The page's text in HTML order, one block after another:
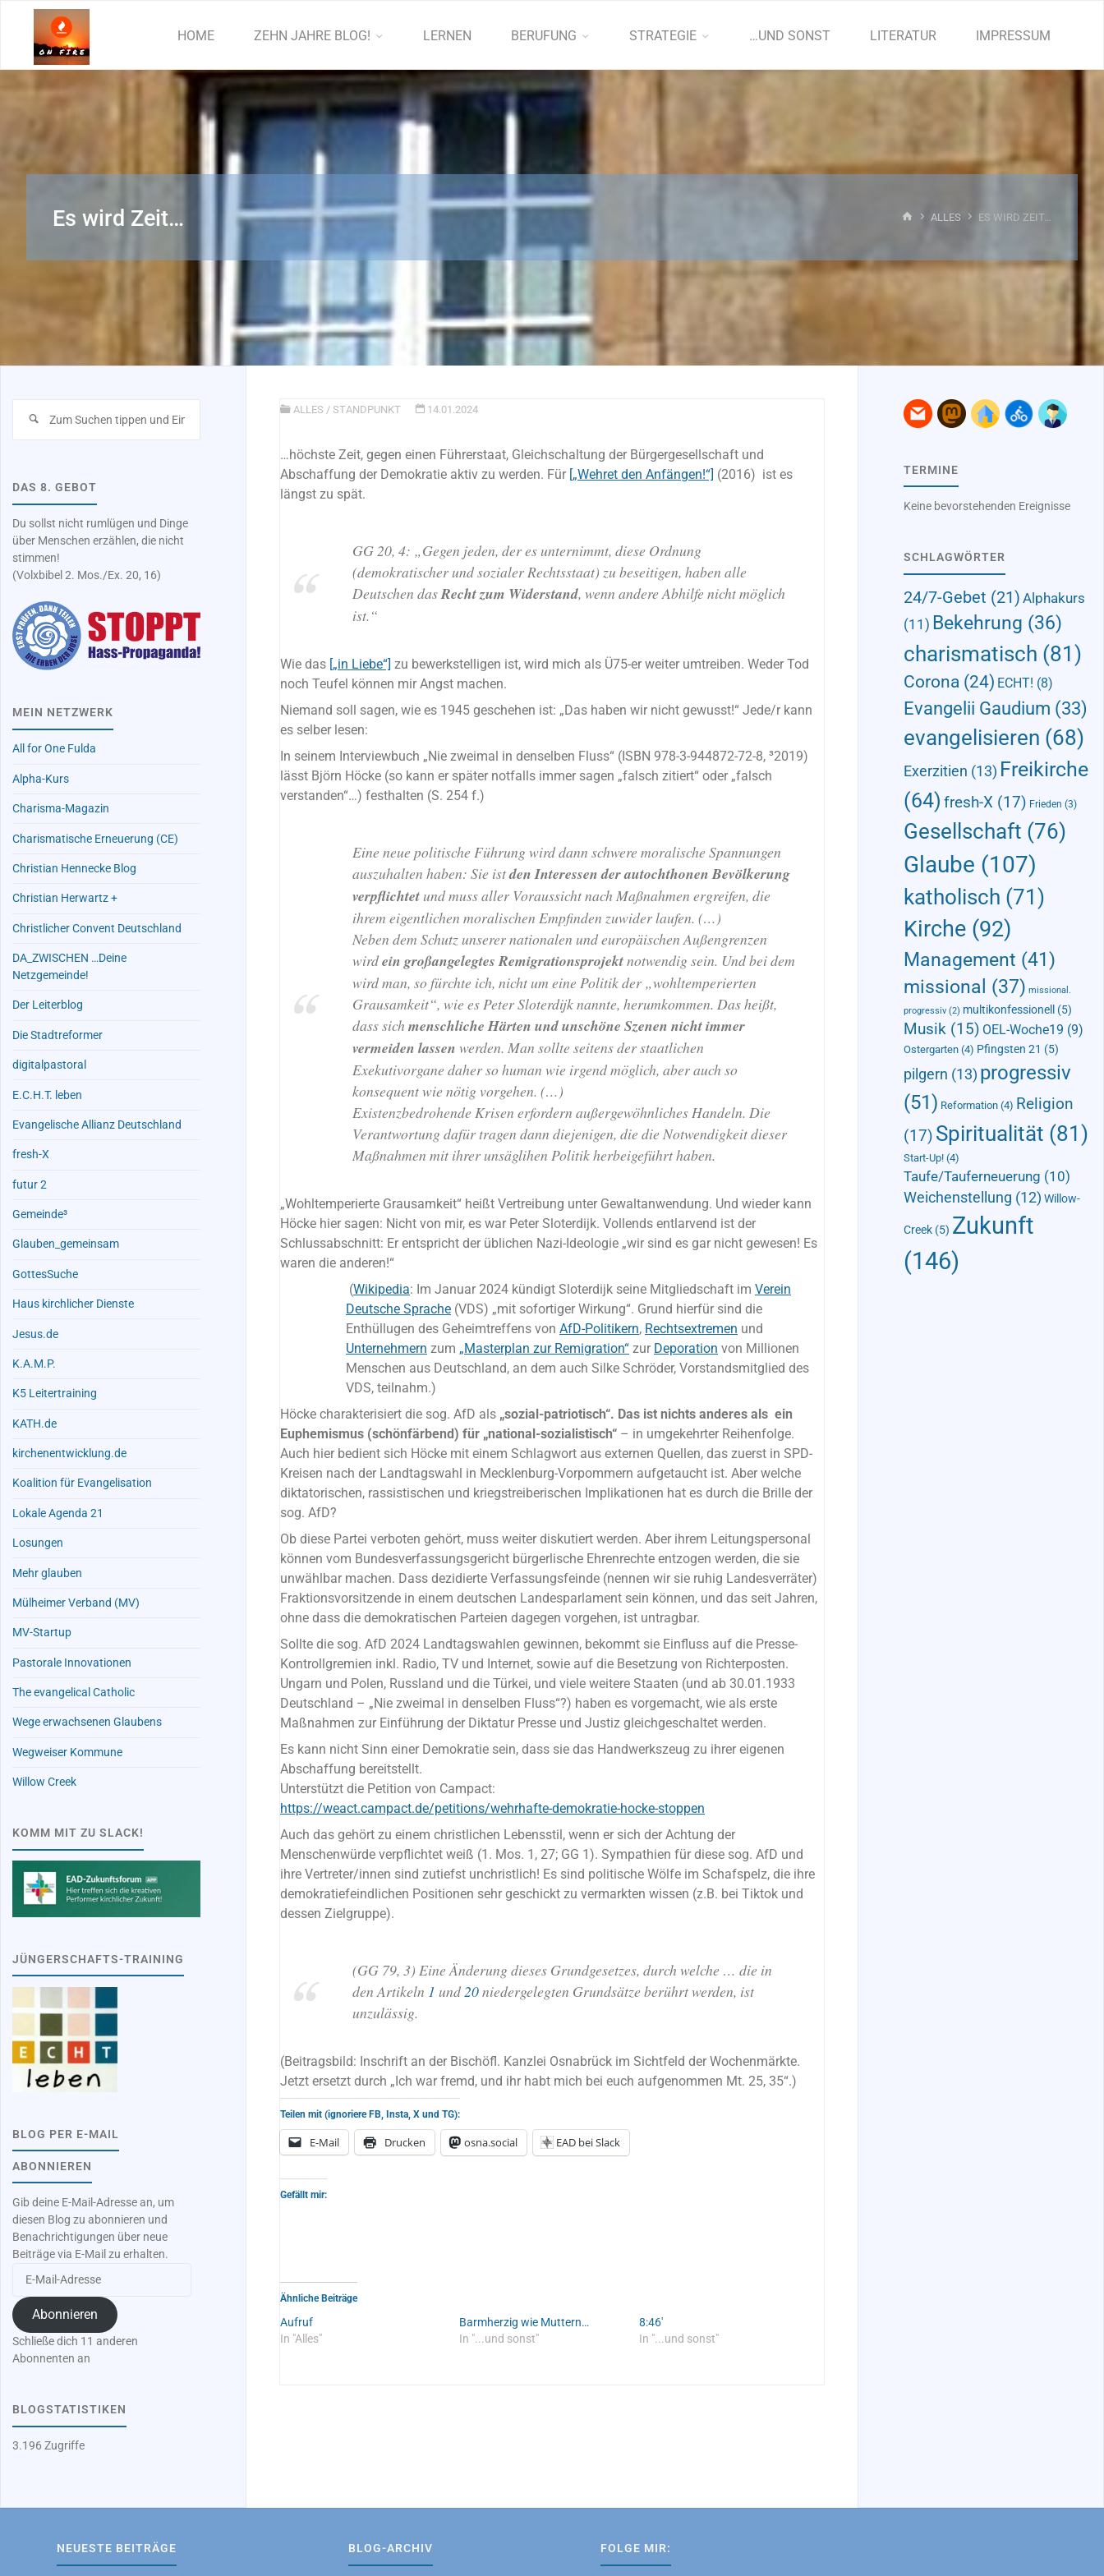
springen
HOME ZEHN JAHRE BLOG! LERNEN BERUFUNG STRATEGIE …UND SONST LITERATUR IMPRESSUM
Es wird Zeit… START
ALLES ES WIRD ZEIT…
ALLES / STANDPUNKT 14.01.2024
…höchste Zeit, gegen einen Führerstaat, Gleichschaltung der Bürgergesellschaft und
Abschaffung der Demokratie aktiv zu werden. Für [„Wehret den Anfängen!“] (2016) ist es
längst zu spät.
GG 20, 4: „Gegen jeden, der es unternimmt, diese Ordnung
(demokratischer und sozialer Rechtsstaat) zu beseitigen, haben alle
Deutschen dasRecht zum Widerstand, wenn andere Abhilfe nicht möglich
ist.“
Wie das [„in Liebe“] zu bewerkstelligen ist, wird mich als Ü75-er weiter umtreiben. Weder Tod
noch Teufel können mir Angst machen.
Niemand soll sagen, wie es 1945 geschehen ist: „Das haben wir nicht gewusst!“ Jede/r kann
es selber lesen:
In seinem Interviewbuch „Nie zweimal in denselben Fluss“ (ISBN 978-3-944872-72-8, ³2019)
lässt Björn Höcke (so kann er später notfalls immer sagen „falsch zitiert“ oder „falsch
verstanden“…) festhalten (S. 254 f.)
Eine neue politische Führung wird dann schwere moralische Spannungen
auszuhalten haben: Sie istden Interessen der autochthonen Bevölkerung
verpflichtetund muss aller Voraussicht nach Maßnahmen ergreifen, die
ihrem eigentlichen moralischen Empfinden zuwider laufen. (…)
Neben dem Schutz unserer nationalen und europäischen Außengrenzen
wirdein großangelegtes Remigrationsprojektnotwendig sein. Und bei dem
wird man, so fürchte ich, nicht um eine Politik der „wohltemperierten
Grausamkeit“, wie es Peter Sloterdijk nannte, herumkommen. Das heißt,
dass sich menschliche Härten und unschöne Szenen nicht immer
vermeiden lassen werden. Man sollte seitens der staatlichen
Exekutivorgane daher so human wie irgend möglich, aber auch so
konsequent wie nötig vorgehen. (…)
Existenzbedrohende Krisen erfordern außergewöhnliches Handeln. Die
Verantwortung dafür tragen dann diejenigen, die die Notwendigkeit dieser
Maßnahmen mit ihrer unsäglihen Politik herbeigeführt haben.
„Wohltemperierte Grausamkeit“ heißt Vertreibung unter Gewaltanwendung. Und wieder kann
Höcke hier sagen: Nicht von mir, es war Peter Sloterdijk. Vollends entlarvend ist der
Schlussabschnitt: Er entspricht der üblichen Nazi-Ideologie „wir sind es gar nicht gewesen! Es
waren die anderen!“
(Wikipedia: Im Januar 2024 kündigt Sloterdijk seine Mitgliedschaft im Verein
Deutsche Sprache (VDS) „mit sofortiger Wirkung“. Grund hierfür sind die
Enthüllugen des Geheimtreffens von AfD-Politikern, Rechtsextremen und
Unternehmern zum „Masterplan zur Remigration“ zur Deporation von Millionen
Menschen aus Deutschland, an dem auch Silke Schröder, Vorstandsmitglied des
VDS, teilnahm.)
Höcke charakterisiert die sog. AfD als „sozial-patriotisch“. Das ist nichts anderes als ein
Euphemismus (schönfärbend) für „national-sozialistisch“ – in umgekehrter Reihenfolge.
Auch hier bedient sich Höcke mit einem Schlagwort aus externen Quellen, das zuerst in SPD-
Kreisen nach der Landtagswahl in Mecklenburg-Vorpommern aufgetaucht ist. Aber welche
diktatorischen, rassistischen und kriegstreiberischen Implikationen hat es durch die Brille der
sog. AfD?
Ob diese Partei verboten gehört, muss weiter diskutiert werden. Aber ihrem Leitungspersonal
können vom Bundesverfassungsgericht bürgerlische Ehrenrechte entzogen werden, die sie
unwählbar machen. Dass dezidierte Verfassungsfeinde (nennen wir sie ruhig Landesverräter)
Fraktionsvorsitzende in einem deutschen Landesparlament sein können, und das seit Jahren,
ohne dass die demokratischen Parteien dagegen vorgehen, ist untragbar.
Sollte die sog. AfD 2024 Landtagswahlen gewinnen, bekommt sie Einfluss auf die Presse-
Kontrollgremien inkl. Radio, TV und Internet, sowie auf die Besetzung von Richterposten.
Ungarn und Polen, Russland und die Türkei, und viele weitere Staaten (und ab 30.01.1933
Deutschland – „Nie zweimal in denselben Fluss“?) haben es vorgemacht, wie als erste
Maßnahmen zur Einführung der Diktatur Presse und Justiz gleichgeschaltet werden.
Es kann nicht Sinn einer Demokratie sein, dass sie das Handwerkszeug zu ihrer eigenen
Abschaffung bereitstellt.
Unterstützt die Petition von Campact:
https://weact.campact.de/petitions/wehrhafte-demokratie-hocke-stoppen
Auch das gehört zu einem christlichen Lebensstil, wenn er sich der Achtung der
Menschenwürde verpflichtet weiß (1. Mos. 1, 27; GG 1). Sympathien für diese sog. AfD und
ihre Vertreter/innen sind zutiefst unchristlich! Es sind politische Wölfe im Schafspelz, die ihre
demokratiefeindlichen Positionen sehr geschickt zu vermarkten wissen (z.B. bei Tiktok und
dessen Zielgruppe).
(GG 79, 3) Eine Änderung dieses Grundgesetzes, durch welche … die in
den Artikeln 1 und20niedergelegten Grundsätze berührt werden, ist
unzulässig.
(Beitragsbild: Inschrift an der Bischöfl. Kanzlei Osnabrück im Sichtfeld der Wochenmärkte.
Jetzt ersetzt durch „Ich war fremd, und ihr habt mich bei euch aufgenommen Mt. 25, 35“.)
Teilen mit (ignoriere FB, Insta, X und TG):
E-Mail Drucken osna.social EAD bei Slack
Gefällt mir:
Ähnliche Beiträge
Aufruf
In "Alles"
Barmherzig wie Muttern…
In "...und sonst"
8:46′
In "...und sonst"
DAS 8. GEBOT
Du sollst nicht rumlügen und Dinge
über Menschen erzählen, die nicht
stimmen!
(Volxbibel 2. Mos./Ex. 20, 16)
MEIN NETZWERK
All for One Fulda
Alpha-Kurs
Charisma-Magazin
Charismatische Erneuerung (CE)
Christian Hennecke Blog
Christian Herwartz +
Christlicher Convent Deutschland
DA_ZWISCHEN …Deine
Netzgemeinde!
Der Leiterblog
Die Stadtreformer
digitalpastoral
E.C.H.T. leben
Evangelische Allianz Deutschland
fresh-X
futur 2
Gemeinde³
Glauben_gemeinsam
GottesSuche
Haus kirchlicher Dienste
Jesus.de
K.A.M.P.
K5 Leitertraining
KATH.de
kirchenentwicklung.de
Koalition für Evangelisation
Lokale Agenda 21
Losungen
Mehr glauben
Mülheimer Verband (MV)
MV-Startup
Pastorale Innovationen
The evangelical Catholic
Wege erwachsenen Glaubens
Wegweiser Kommune
Willow Creek
KOMM MIT ZU SLACK!
JÜNGERSCHAFTS-TRAINING
BLOG PER E-MAIL
ABONNIEREN
Gib deine E-Mail-Adresse an, um
diesen Blog zu abonnieren und
Benachrichtigungen über neue
Beiträge via E-Mail zu erhalten.
Mail-
Adresse
Abonnieren
Schließe dich 11 anderen
Abonnenten an
BLOGSTATISTIKEN
3.196 Zugriffe
TERMINE
Keine bevorstehenden Ereignisse
SCHLAGWÖRTER
24/7-Gebet (21) Alphakurs
(11) Bekehrung (36)
charismatisch (81)
Corona(24) ECHT! (8)
Evangelii Gaudium (33)
evangelisieren (68)
Exerzitien (13) Freikirche
(64) fresh-X(17) Frieden (3)
Gesellschaft (76)
Glaube (107)
katholisch (71)
Kirche(92)
Management (41)
missional (37) missional.
progressiv(2) multikonfessionell (5)
Musik(15) OEL-Woche19 (9)
Ostergarten(4) Pfingsten 21 (5)
pilgern (13) progressiv
(51) Reformation(4) Religion
(17) Spiritualität (81)
Start-Up!(4)
Taufe/Tauferneuerung (10)
Weichenstellung (12) Willow-
Creek(5) Zukunft
(146)
NEUESTE BEITRÄGE BLOG-ARCHIV FOLGE MIR: